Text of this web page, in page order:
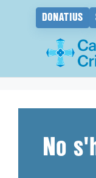
DONATIUS
No